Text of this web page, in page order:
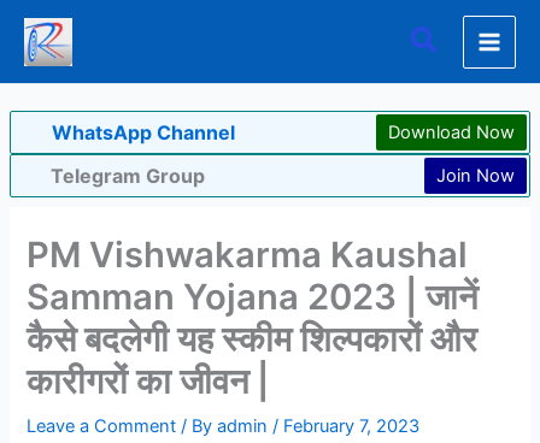
Skip
content
Search
WhatsApp Channel Download Now
Telegram Group Join Now
PM Vishwakarma Kaushal
Samman Yojana 2023 | जानें
कैसे बदलेगी यह स्कीम शिल्पकारों और
कारीगरों का जीवन |
Leave a Comment / Byadmin/ February 7, 2023